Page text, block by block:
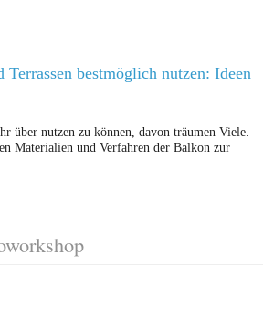
bestmöglich nutzen: Ideen
über nutzen zu können, davon träumen Viele.
Materialien und Verfahren der Balkon zur